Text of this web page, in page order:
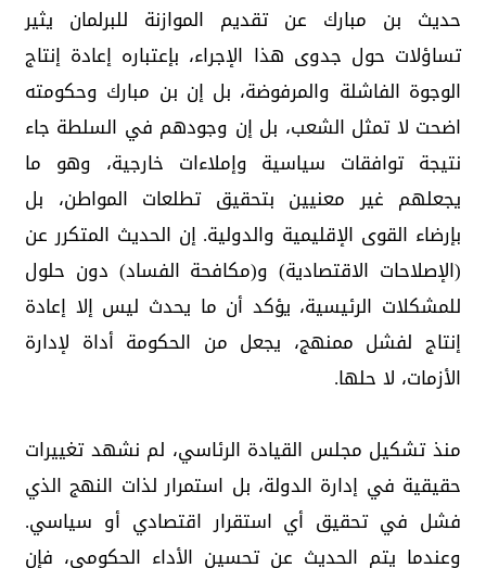
حديث بن مبارك عن تقديم الموازنة للبرلمان يثير
تساؤلات حول جدوى هذا الإجراء، بإعتباره إعادة إنتاج
الوجوة الفاشلة والمرفوضة، بل إن بن مبارك وحكومته
اضحت لا تمثل الشعب، بل إن وجودهم في السلطة جاء
نتيجة توافقات سياسية وإملاءات خارجية، وهو ما
يجعلهم غير معنيين بتحقيق تطلعات المواطن، بل
بإرضاء القوى الإقليمية والدولية. إن الحديث المتكرر عن
(الإصلاحات الاقتصادية) و(مكافحة الفساد) دون حلول
للمشكلات الرئيسية، يؤكد أن ما يحدث ليس إلا إعادة
إنتاج لفشل ممنهج، يجعل من الحكومة أداة لإدارة
الأزمات، لا حلها.
منذ تشكيل مجلس القيادة الرئاسي، لم نشهد تغييرات
حقيقية في إدارة الدولة، بل استمرار لذات النهج الذي
فشل في تحقيق أي استقرار اقتصادي أو سياسي.
وعندما يتم الحديث عن تحسين الأداء الحكومي، فإن